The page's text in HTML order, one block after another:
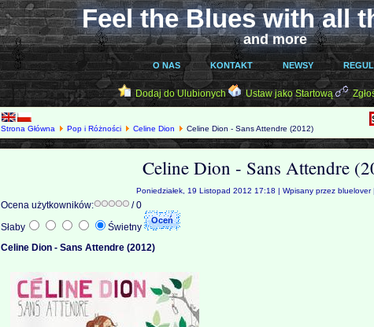
Feel the Blues with all
and more
O NAS KONTAKT NEWSY
Dodaj do Ulubionych Ustaw jako Startową
Strona Główna Pop i Różności Celine Dion Celine Dion - Sans Attendre (2012)
Celine Dion - Sans Attendre
Poniedziałek, 19 Listopad 2012 17:18 | Wpisany przez bluelover |
Ocena użytkowników:
/ 0
Słaby
Świetny
Celine Dion - Sans Attendre (2012)